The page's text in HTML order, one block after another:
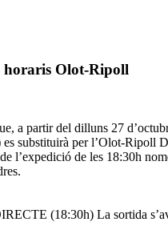
horaris Olot-Ripoll
a partir del dilluns 27
substituirà per l’Olot-Ripoll
l’expedició de les 18:30h
(18:30h) La sortida